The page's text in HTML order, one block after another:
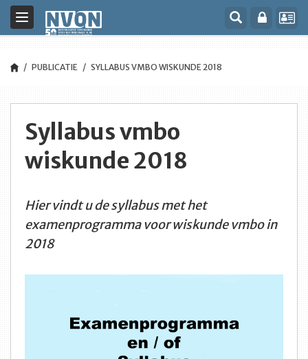
Toggle
navigation
PUBLICATIE SYLLABUS VMBO WISKUNDE 2018
Syllabus vmbo
wiskunde 2018
Hier vindt u de syllabus met het
examenprogramma voor wiskunde vmbo in
2018